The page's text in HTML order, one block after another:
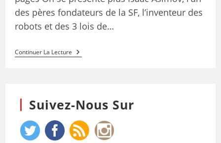
des pères fondateurs de la SF, l’inventeur des
robots et des 3 lois de…
Continuer La Lecture
Suivez-Nous Sur